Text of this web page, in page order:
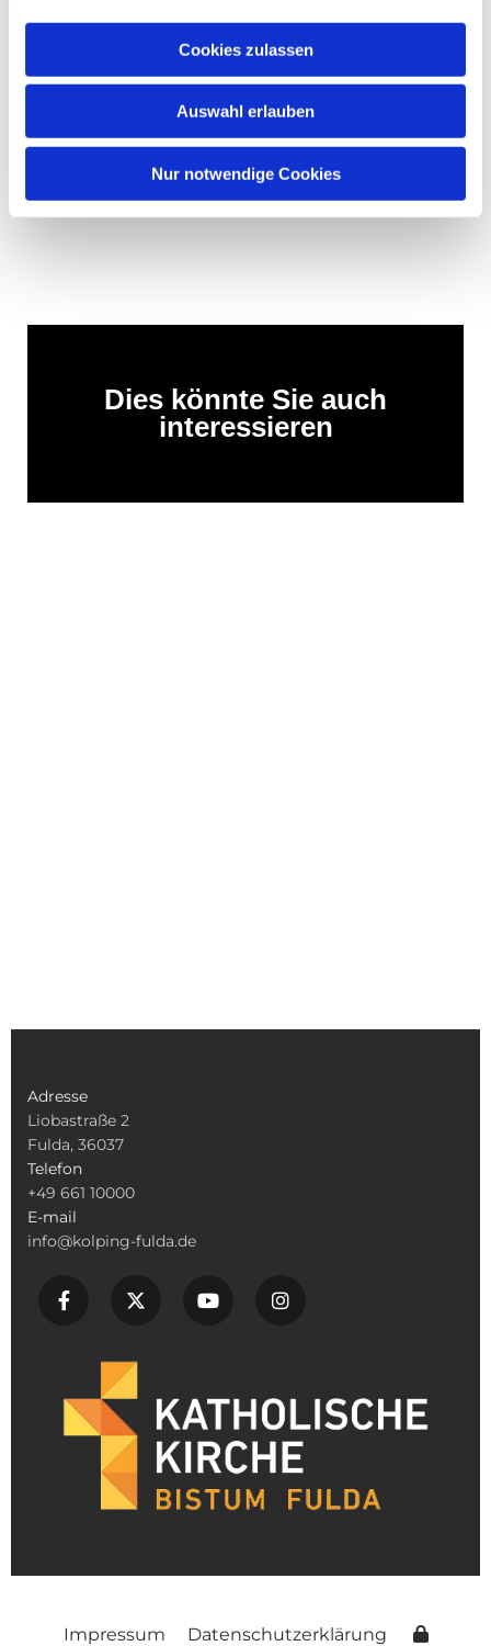
Cookies zulassen
Auswahl erlauben
Nur notwendige Cookies
Dies könnte Sie auch
interessieren
Adresse
Liobastraße 2
Fulda, 36037
Telefon
+49 661 10000
E-mail
info@kolping-fulda.de
Impressum Datenschutzerklärung